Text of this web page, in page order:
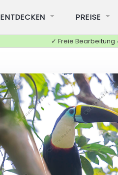
ENTDECKEN PREISE
✓ Freie